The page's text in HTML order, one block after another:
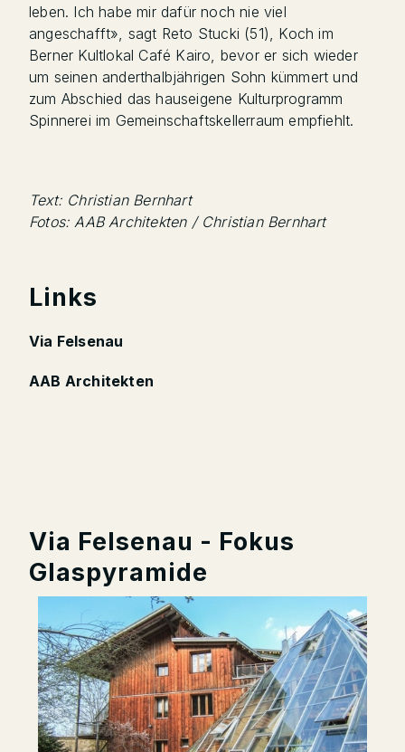
leben. Ich habe mir dafür noch nie viel
angeschafft», sagt Reto Stucki (51), Koch im
Berner Kultlokal Café Kairo, bevor er sich wieder
um seinen anderthalbjährigen Sohn kümmert und
zum Abschied das hauseigene Kulturprogramm
Spinnerei im Gemeinschaftskellerraum empfiehlt.
Text: Christian Bernhart
Fotos: AAB Architekten / Christian Bernhart
Links
Via Felsenau
AAB Architekten
Via Felsenau - Fokus
Glaspyramide